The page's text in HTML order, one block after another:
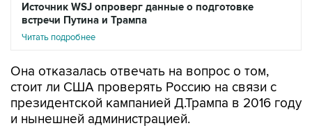
Источник WSJ опроверг данные о подготовке
встречи Путина и Трампа
Читать подробнее
Она отказалась отвечать на вопрос о том,
стоит ли США проверять Россию на связи с
президентской кампанией Д.Трампа в 2016 году
и нынешней администрацией.